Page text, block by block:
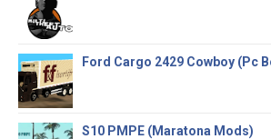
Ford Cargo 2429 Cowboy (Pc
S10 PMPE (Maratona Mods)